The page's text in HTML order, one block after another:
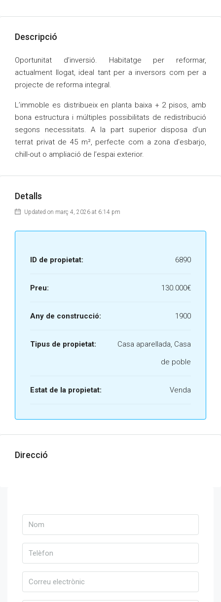
Descripció
Oportunitat d’inversió. Habitatge per reformar,
actualment llogat, ideal tant per a inversors com per a
projecte de reforma integral.
L’immoble es distribueix en planta baixa + 2 pisos, amb
bona estructura i múltiples possibilitats de redistribució
segons necessitats. A la part superior disposa d’un
terrat privat de 45 m², perfecte com a zona d’esbarjo,
chill-out o ampliació de l’espai exterior.
Detalls
Updated on març 4, 2026 at 6:14 pm
ID de propietat: 6890
Preu: 130.000€
Any de construcció: 1900
Tipus de propietat:
Casa aparellada, Casa
de poble
Estat de la propietat: Venda
Direcció